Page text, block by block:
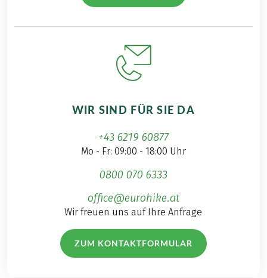
WIR SIND FÜR SIE DA
+43 6219 60877
Mo - Fr: 09:00 - 18:00 Uhr
0800 070 6333
office@eurohike.at
Wir freuen uns auf Ihre Anfrage
ZUM KONTAKTFORMULAR